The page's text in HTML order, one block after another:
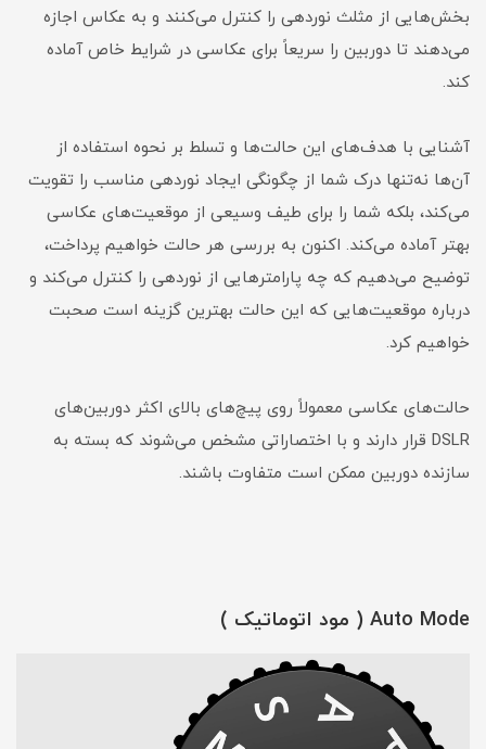
بخش‌هایی از مثلث نوردهی را کنترل می‌کنند و به عکاس اجازه
می‌دهند تا دوربین را سریعاً برای عکاسی در شرایط خاص آماده
کند.
آشنایی با هدف‌های این حالت‌ها و تسلط بر نحوه استفاده از
آن‌ها نه‌تنها درک شما از چگونگی ایجاد نوردهی مناسب را تقویت
می‌کند، بلکه شما را برای طیف وسیعی از موقعیت‌های عکاسی
بهتر آماده می‌کند. اکنون به بررسی هر حالت خواهیم پرداخت،
توضیح می‌دهیم که چه پارامترهایی از نوردهی را کنترل می‌کند و
درباره موقعیت‌هایی که این حالت بهترین گزینه است صحبت
خواهیم کرد.
حالت‌های عکاسی معمولاً روی پیچ‌های بالای اکثر دوربین‌های
DSLR قرار دارند و با اختصاراتی مشخص می‌شوند که بسته به
سازنده دوربین ممکن است متفاوت باشند.
Auto Mode ( مود اتوماتیک )